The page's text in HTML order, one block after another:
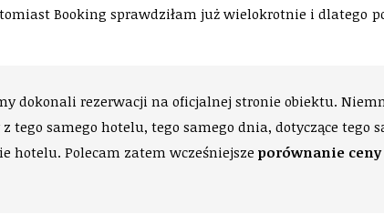
Booking sprawdziłam już wielokrotnie i dlatego
dokonali rezerwacji na oficjalnej stronie obiektu.
samego hotelu, tego samego dnia, dotyczące tego
hotelu. Polecam zatem wcześniejszeporównanie ceny